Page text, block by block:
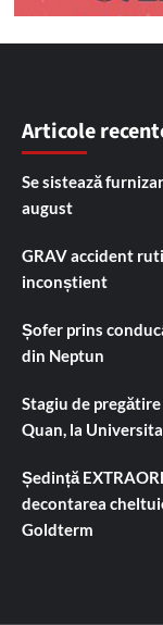
Articole
Se sistează
august
GRAV accident
inconștient
Șofer prins
din Neptun
Stagiu de
Quan, la
Ședință
decontarea
Goldterm